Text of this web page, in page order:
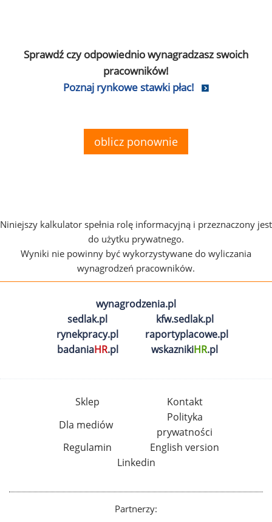
Sprawdź czy odpowiednio wynagradzasz swoich
pracowników!
Poznaj rynkowe stawki płac!
oblicz ponownie
Niniejszy kalkulator spełnia rolę informacyjną i przeznaczony jest
do użytku prywatnego.
Wyniki nie powinny być wykorzystywane do wyliczania
wynagrodzeń pracowników.
wynagrodzenia.pl
sedlak.pl
kfw.sedlak.pl
rynekpracy.pl
raportyplacowe.pl
badaniaHR.pl wskaznikiHR.pl
Sklep
Kontakt
Dla mediów
Polityka
prywatności
Regulamin
English version
Linkedin
Partnerzy: